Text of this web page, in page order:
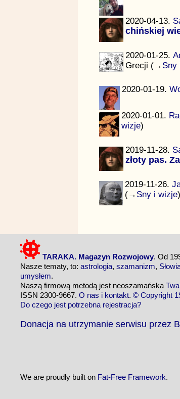
2020-04-13.
chińskiej
2020-01-25.
Grecji (→ Sny
2020-01-19.
2020-01-01.
wizje)
2019-11-28.
złoty pas.
2019-11-26.
(→ Sny i wizje)
TARAKA. Magazyn Rozwojowy. Od
Nasze tematy, to: astrologia, szamanizm,
umysłem.
Naszą firmową metodą jest neoszamańska
ISSN 2300-9667. O nas i kontakt. © Copyright
Do czego jest potrzebna rejestracja?
Donacja na utrzymanie serwisu przez
We are proudly built on Fat-Free Framework.